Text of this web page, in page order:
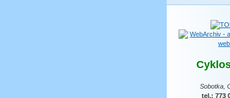
Sobotka,
tel.: 773